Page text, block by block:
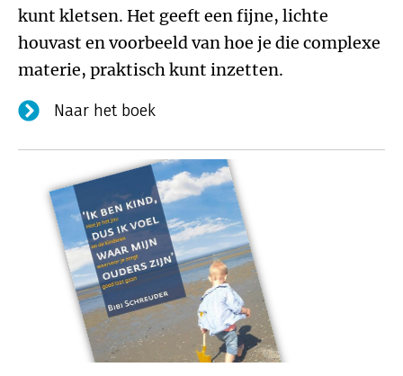
kunt kletsen. Het geeft een fijne, lichte
houvast en voorbeeld van hoe je die complexe
materie, praktisch kunt inzetten.
Naar het boek